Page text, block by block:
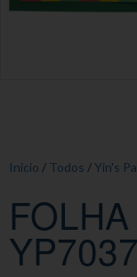
Início / Todos /Yin's
YP7037